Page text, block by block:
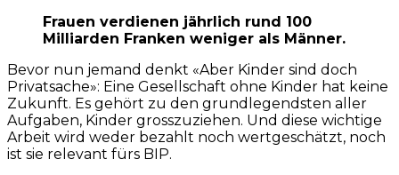
Frauen verdienen jährlich rund 100
Milliarden Franken weniger als Männer.
Bevor nun jemand denkt «Aber Kinder sind doch
Privatsache»: Eine Gesellschaft ohne Kinder hat keine
Zukunft. Es gehört zu den grundlegendsten aller
Aufgaben, Kinder grosszuziehen. Und diese wichtige
Arbeit wird weder bezahlt noch wertgeschätzt, noch
ist sie relevant fürs BIP.